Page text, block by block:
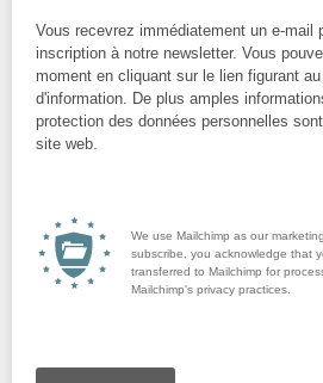
Vous recevrez immédiatement un e-mail
inscription à notre newsletter. Vous
moment en cliquant sur le lien figurant
d'information. De plus amples
protection des données personnelles
site web.
We use Mailchimp as our
subscribe, you acknowledge that
transferred to Mailchimp for
Mailchimp's privacy practices.